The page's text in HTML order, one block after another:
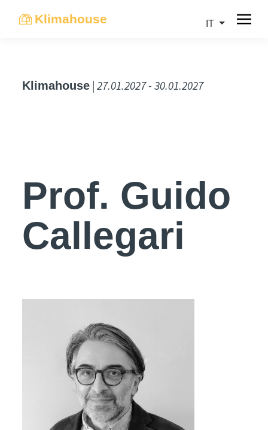
Klimahouse IT
Klimahouse | 27.01.2027 - 30.01.2027
Prof. Guido
Callegari